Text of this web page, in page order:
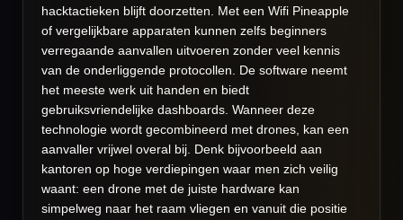
hacktactieken blijft doorzetten. Met een Wifi Pineapple
of vergelijkbare apparaten kunnen zelfs beginners
verregaande aanvallen uitvoeren zonder veel kennis
van de onderliggende protocollen. De software neemt
het meeste werk uit handen en biedt
gebruiksvriendelijke dashboards. Wanneer deze
technologie wordt gecombineerd met drones, kan een
aanvaller vrijwel overal bij. Denk bijvoorbeeld aan
kantoren op hoge verdiepingen waar men zich veilig
waant: een drone met de juiste hardware kan
simpelweg naar het raam vliegen en vanuit die positie